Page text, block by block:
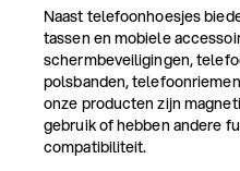
Naast telefoonhoesjes
tassen en mobiele
schermbeveiligingen,
polsbanden,
onze producten zijn
gebruik of hebben andere
compatibiliteit.